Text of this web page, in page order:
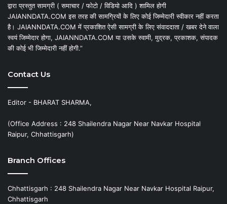
द्वारा प्रस्तुत सामग्री ( समाचार / फोटो / विडियो आदि ) शामिल होगी
JAIANNDATA.COM इस तरह की सामग्रियों के लिए कोई जिम्मेदारी स्वीकार नहीं करता
है। JAIANNDATA.COM में प्रकाशित ऐसी सामग्री के लिए संवाददाता / खबर देने वाला
स्वयं जिम्मेदार होगा, JAIANNDATA.COM या उसके स्वामी, मुद्रक, प्रकाशक, संपादक
की कोई भी जिम्मेदारी नहीं होगी.”
Contact Us
Editor - BHARAT SHARMA,
(Office Address : 248 Shailendra Nagar Near Navkar Hospital
Raipur, Chhattisgarh)
Branch Offices
Chhattisgarh : 248 Shailendra Nagar Near Navkar Hospital Raipur,
Chhattisgarh